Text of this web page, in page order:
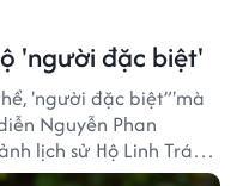
'người đặc biệt'
'người đặc biệt”'mà
Nguyễn Phan
lịch sử Hộ Linh Tráng